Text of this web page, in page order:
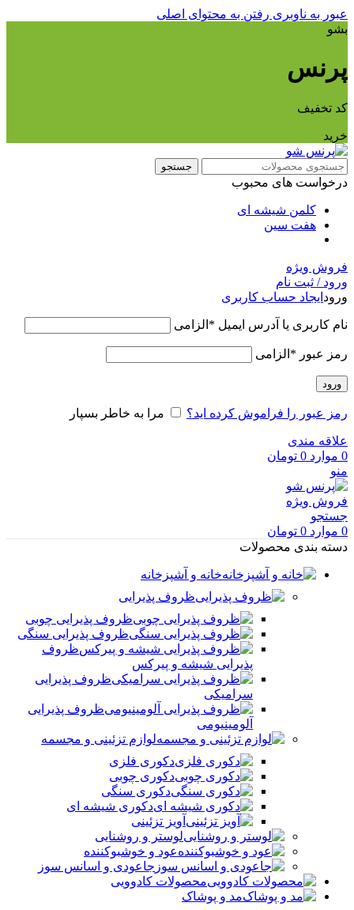
عبور به ناوبری رفتن به محتوای اصلی
بشو
پرنس
کد تخفیف
خرید
جستجو
درخواست های محبوب
کلمن شیشه ای
هفت سین
فروش ویژه
ورود / ثبت نام
ورود ایجاد حساب کاربری
نام کاربری یا آدرس ایمیل * الزامی
رمز عبور * الزامی
ورود
رمز عبور را فراموش کرده اید؟ مرا به خاطر بسپار
علاقه مندی
0 موارد 0 تومان
منو
فروش ویژه
جستجو
0 موارد 0 تومان
دسته بندی محصولات
خانه و آشپزخانه
ظروف پذیرایی
ظروف پذیرایی چوبی
ظروف پذیرایی سنگی
ظروف
پذیرایی شیشه و پیرکس
ظروف پذیرایی
سرامیکی
ظروف پذیرایی
آلومینیومی
لوازم تزئینی و مجسمه
دکوری فلزی
دکوری چوبی
دکوری سنگی
دکوری شیشه ای
آویز تزئینی
لوستر و روشنایی
عود و خوشبوکننده
جاعودی و اسانس سوز
محصولات کادوویی
مد و پوشاک